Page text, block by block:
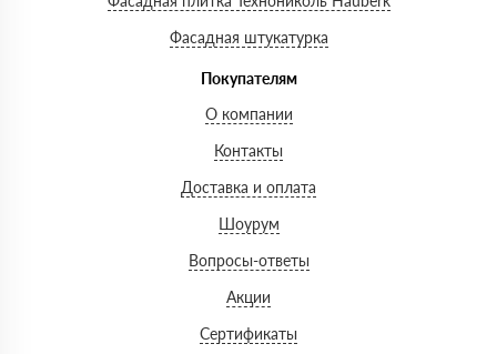
Фасадная штукатурка
Покупателям
О компании
Контакты
Доставка и оплата
Шоурум
Вопросы-ответы
Акции
Сертификаты